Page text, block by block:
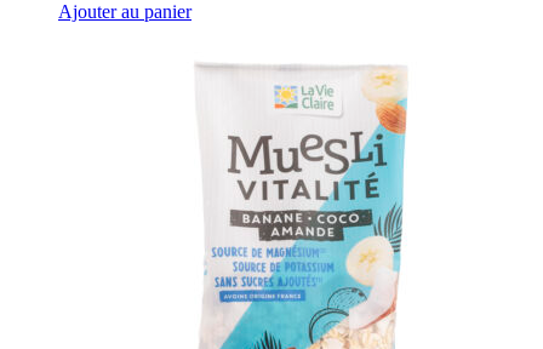
Ajouter au panier